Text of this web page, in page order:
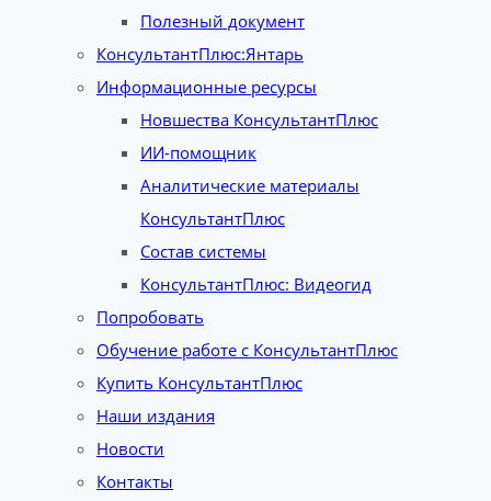
Полезный документ
КонсультантПлюс:Янтарь
Информационные ресурсы
Новшества КонсультантПлюс
ИИ-помощник
Аналитические материалы
КонсультантПлюс
Состав системы
КонсультантПлюс: Видеогид
Попробовать
Обучение работе с КонсультантПлюс
Купить КонсультантПлюс
Наши издания
Новости
Контакты